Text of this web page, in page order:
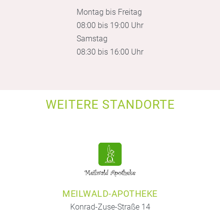
Montag bis Freitag
08:00 bis 19:00 Uhr
Samstag
08:30 bis 16:00 Uhr
WEITERE STANDORTE
MEILWALD-APOTHEKE
Konrad-Zuse-Straße 14